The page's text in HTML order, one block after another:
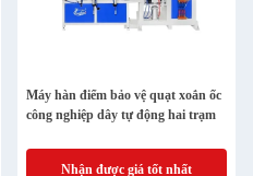
Máy hàn điểm bảo vệ quạt xoắn ốc
công nghiệp dây tự động hai trạm
Nhận được giá tốt nhất